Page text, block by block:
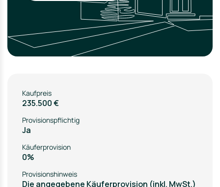
Kaufpreis
235.500 €
Provisionspflichtig
Ja
Käuferprovision
0%
Provisionshinweis
Die angegebene Käuferprovision (inkl. MwSt.)